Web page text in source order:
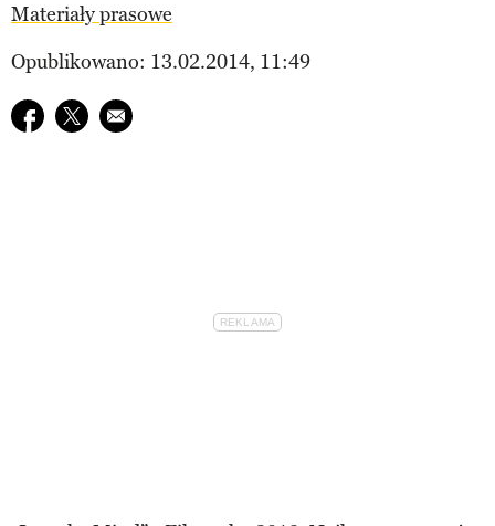
Materiały prasowe
Opublikowano: 13.02.2014, 11:49
Udostępnij na facebook
Udostępnij na twitter
E-mail do przyjaciela